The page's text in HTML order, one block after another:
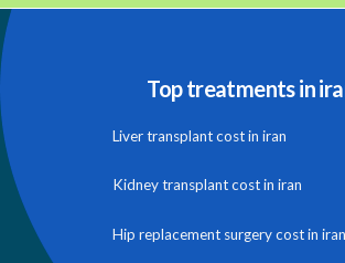
Top treatments in
Liver transplant cost in iran
Kidney transplant cost in iran
Hip replacement surgery cost in iran